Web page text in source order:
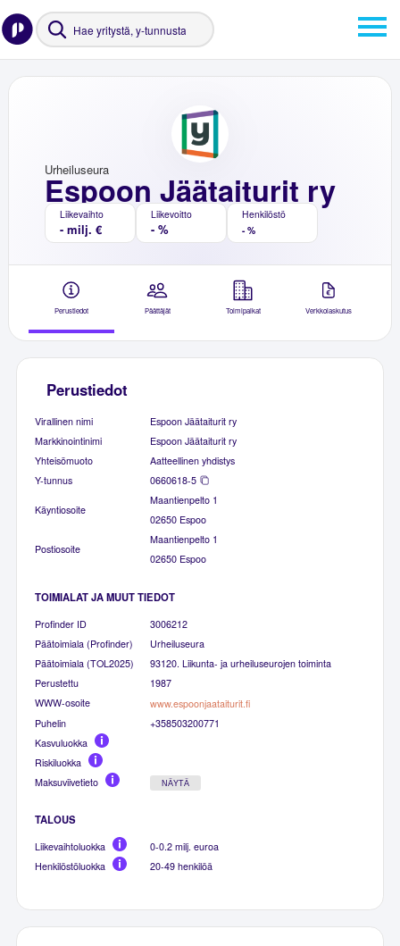
Espoon Jäätaiturit ry
Urheiluseura
Liikevaihto
- milj. €
Liikevoitto
- %
Henkilöstö
- %
Perustiedot Päättäjät Toimipaikat Verkkolaskutus
Perustiedot
Virallinen nimi
Espoon Jäätaiturit ry
Markkinointinimi
Espoon Jäätaiturit ry
Yhteisömuoto
Aatteellinen yhdistys
Y-tunnus
0660618-5
Käyntiosoite
Maantienpelto 1
02650 Espoo
Postiosoite
Maantienpelto 1
02650 Espoo
TOIMIALAT JA MUUT TIEDOT
Profinder ID
3006212
Päätoimiala (Profinder)
Urheiluseura
Päätoimiala (TOL2025)
93120. Liikunta- ja urheiluseurojen toiminta
Perustettu
1987
WWW-osoite
www.espoonjaataiturit.fi
Puhelin
+358503200771
Kasvuluokka
Riskiluokka
Maksuviivetieto
NÄYTÄ
TALOUS
Liikevaihtoluokka
0-0.2 milj. euroa
Henkilöstöluokka
20-49 henkilöä